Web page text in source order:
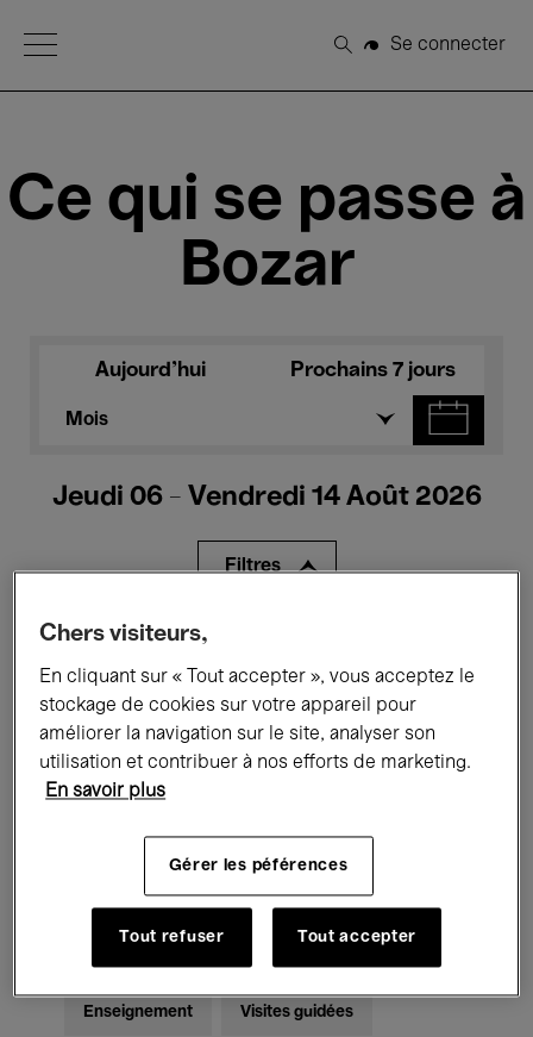
Open Menu
Rechercher
Se connecter
Ce qui se passe à
Bozar
Aujourd'hui Prochains 7 jours
Mois
Jeudi 06 - Vendredi 14 Août 2026
Filtres
Tous les événements
Expositions Films Performances
Rencontres & Débats Jazz
Musique électronique
Enseignement Visites guidées
Chers visiteurs,
En cliquant sur « Tout accepter », vous acceptez le
stockage de cookies sur votre appareil pour
améliorer la navigation sur le site, analyser son
utilisation et contribuer à nos efforts de marketing.
En savoir plus
Gérer les péférences
Tout refuser Tout accepter